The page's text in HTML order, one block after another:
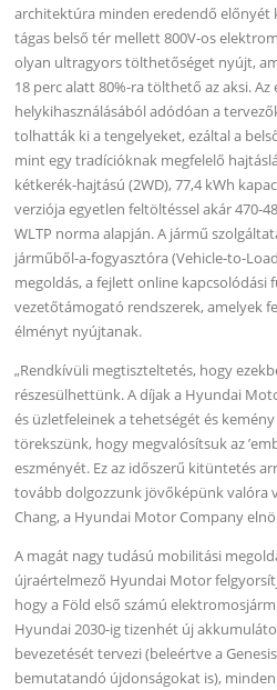
architektúra minden eredendő előnyét
tágas belső tér mellett 800V-os
olyan ultragyors tölthetőséget nyújt,
18 perc alatt 80%-ra tölthető az aksi.
helykihasználásából adódóan a
tolhatták ki a tengelyeket, ezáltal a
mint egy tradícióknak megfelelő
kétkerék-hajtású (2WD), 77,4 kWh
verziója egyetlen feltöltéssel akár 470-
WLTP norma alapján. A jármű
járműből-a-fogyasztóra (Vehicle-to-
megoldás, a fejlett online kapcsolódási
vezetőtámogató rendszerek, amelyek
élményt nyújtanak.
„Rendkívüli megtiszteltetés, hogy
részesülhettünk. A díjak a Hyundai
és üzletfeleinek a tehetségét és
törekszünk, hogy megvalósítsuk az
eszményét. Ez az időszerű kitüntetés
tovább dolgozzunk jövőképünk valóra
Chang, a Hyundai Motor Company
A magát nagy tudású mobilitási
újraértelmező Hyundai Motor
hogy a Föld első számú
Hyundai 2030-ig tizenhét új
bevezetését tervezi (beleértve a
bemutatandó újdonságokat is),